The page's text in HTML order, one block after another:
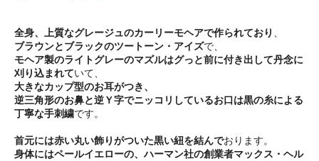
全身、上質なグレージュのカーリーモヘアで作られており 、
ブラウンとブラックのツートーン・アイズで、
モヘア製のライトグレーのマズルはグっと前に付き出して丹念に
刈り込まれていて、
大きなカップ型のお耳がつき、
逆三角形のお鼻と逆Ｙ字でニッコリしているお口は黒の糸による
丁寧な手刺繍です。
首元には赤い丸い飾りがついた黒い紐を結んでおります。
身体にはペールイエローの、ハーマン社の創業者マックス・ヘル